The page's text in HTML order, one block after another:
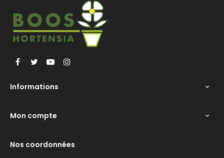
Facebook
Twitter YouTube
Informations 
Mon compte 
Nos coordonnées